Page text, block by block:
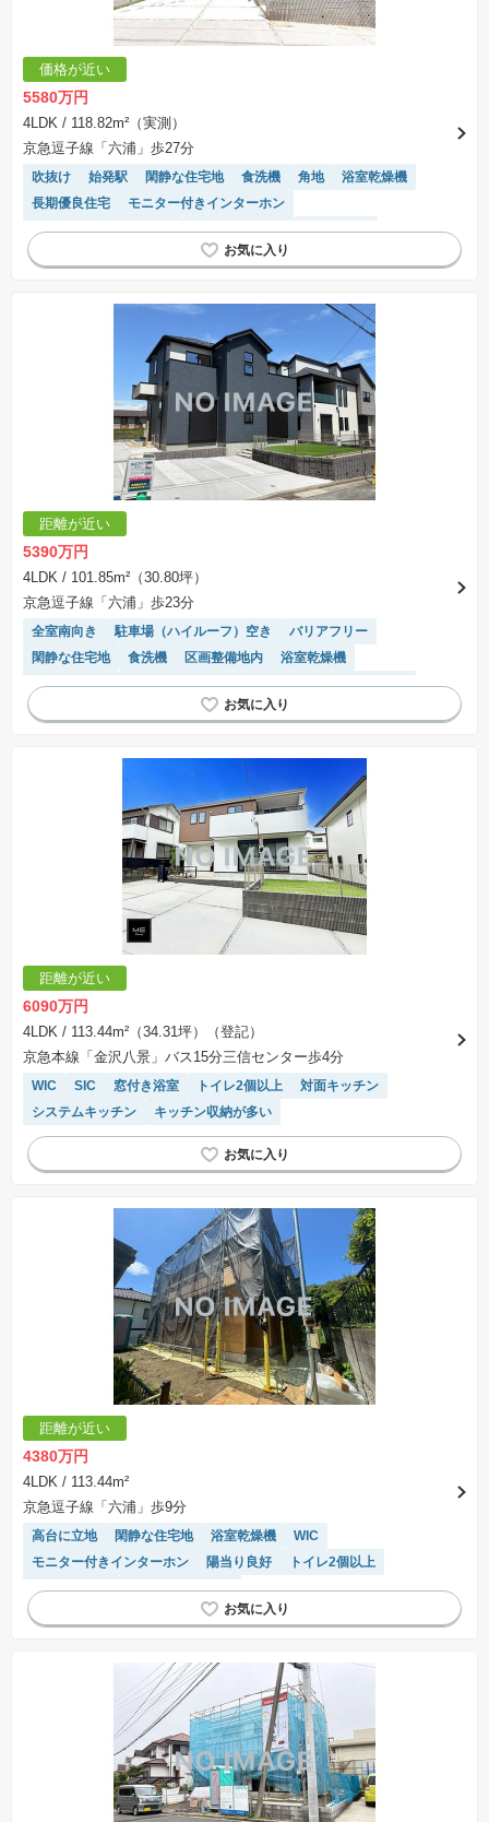
価格が近い
5580万円
4LDK / 118.82m²（実測）
京急逗子線「六浦」歩27分
吹抜け 始発駅 閑静な住宅地 食洗機 角地
浴室乾燥機
長期優良住宅
モニター付きインターホン
接面道路の幅が６m以上
フラット35適合
窓付き浴室
陽当り良好
対面キッチン
距離が近い
5390万円
4LDK / 101.85m²（30.80坪）
京急逗子線「六浦」歩23分
全室南向き 駐車場（ハイルーフ）空き
バリアフリー
閑静な住宅地
食洗機 区画整備地内
浴室乾燥機
長期優良住宅
モニター付きインターホン SIC
窓付き浴室
陽当り良好
対面キッチン
距離が近い
6090万円
4LDK / 113.44m²（34.31坪）（登記）
京急本線「金沢八景」バス15分三信センター歩4分
WIC SIC 窓付き浴室 トイレ2個以上
対面キッチン
システムキッチン
キッチン収納が多い
距離が近い
4380万円
4LDK / 113.44m²
京急逗子線「六浦」歩9分
高台に立地 閑静な住宅地 浴室乾燥機
WIC
モニター付きインターホン
陽当り良好
トイレ2個以上
対面キッチン
システムキッチン